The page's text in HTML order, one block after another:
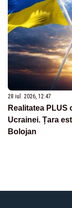
28 iul. 2026, 12:47
Realitatea
Ucrainei. Țara
Bolojan